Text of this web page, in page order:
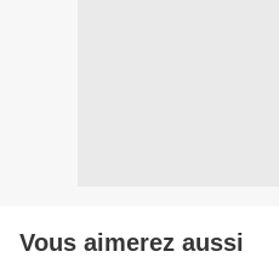
Vous aimerez aussi